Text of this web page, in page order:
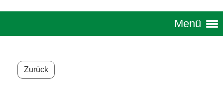
Menü
Zurück